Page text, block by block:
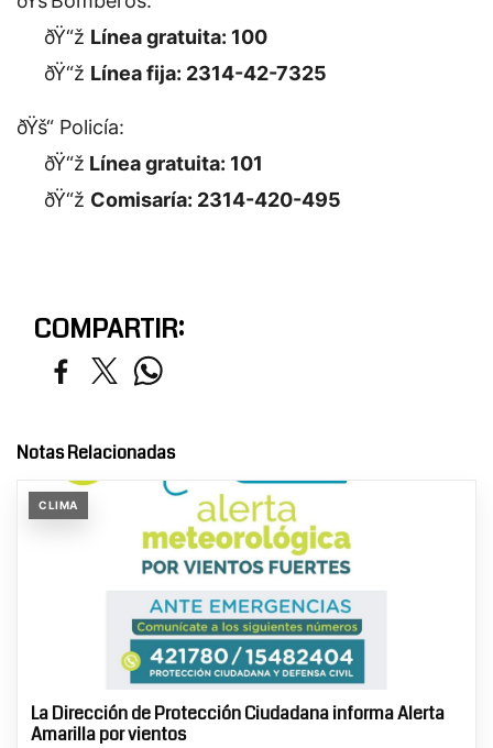
ðŸ“ž Línea gratuita: 100
ðŸ“ž Línea fija: 2314-42-7325
ðŸš“ Policía:
ðŸ“ž Línea gratuita: 101
ðŸ“ž Comisaría: 2314-420-495
COMPARTIR:
Notas Relacionadas
CLIMA
La Dirección de Protección Ciudadana informa Alerta
Amarilla por vientos